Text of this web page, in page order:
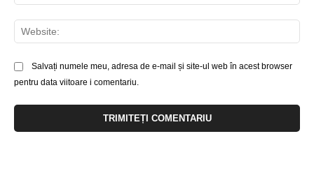
Salvați numele meu, adresa de e-mail și site-ul web în acest browser
pentru data viitoare i comentariu.